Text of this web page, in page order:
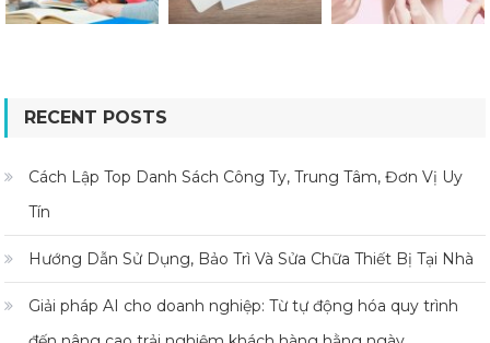
RECENT POSTS
Cách Lập Top Danh Sách Công Ty, Trung Tâm, Đơn Vị Uy
Tín
Hướng Dẫn Sử Dụng, Bảo Trì Và Sửa Chữa Thiết Bị Tại Nhà
Giải pháp AI cho doanh nghiệp: Từ tự động hóa quy trình